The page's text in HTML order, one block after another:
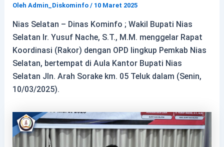
Oleh Admin_Diskominfo / 10 Maret 2025
Nias Selatan – Dinas Kominfo ; Wakil Bupati Nias
Selatan Ir. Yusuf Nache, S.T., M.M. menggelar Rapat
Koordinasi (Rakor) dengan OPD lingkup Pemkab Nias
Selatan, bertempat di Aula Kantor Bupati Nias
Selatan Jln. Arah Sorake km. 05 Teluk dalam (Senin,
10/03/2025).